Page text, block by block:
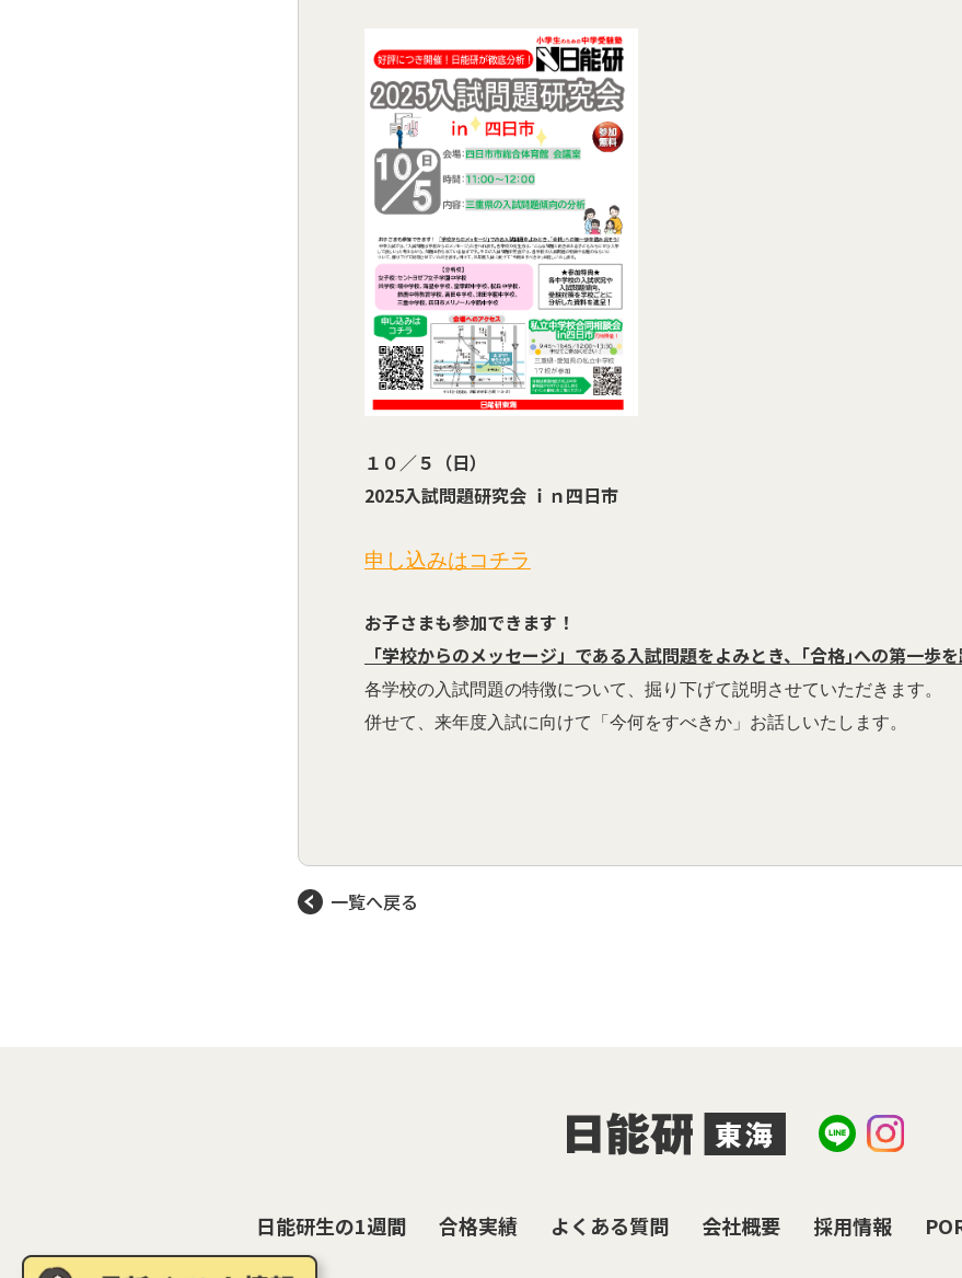
１０／５（日）
2025入試問題研究会 ｉｎ四日市
申し込みはコチラ
お子さまも参加できます！
「学校からのメッセージ」である入試問題をよみとき、｢合格｣への第一歩
各学校の入試問題の特徴について、掘り下げて説明させていただきます。
併せて、来年度入試に向けて「今何をすべきか」お話しいたします。
一覧へ戻る
日能研生の1週間 合格実績 よくある質問 会社概要 採用情報